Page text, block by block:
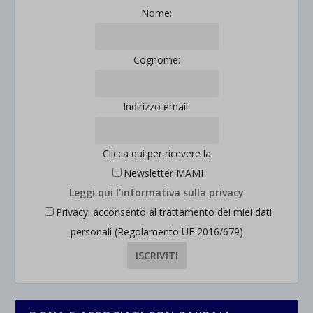
Nome:
Cognome:
Indirizzo email:
Clicca qui per ricevere la
Newsletter MAMI
Leggi qui l'informativa sulla privacy
Privacy: acconsento al trattamento dei miei dati
personali (Regolamento UE 2016/679)